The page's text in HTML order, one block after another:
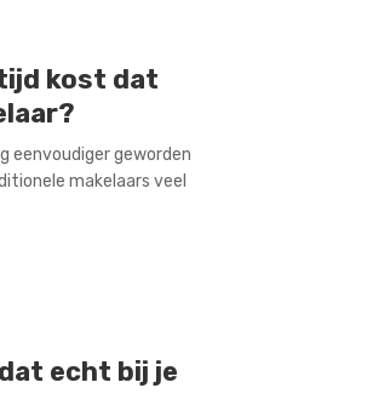
kost dat
eenvoudiger geworden
makelaars veel
echt bij je